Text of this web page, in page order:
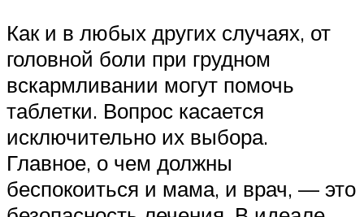
Как и в любых других случаях, от
головной боли при грудном
вскармливании могут помочь
таблетки. Вопрос касается
исключительно их выбора.
Главное, о чем должны
беспокоиться и мама, и врач, — это